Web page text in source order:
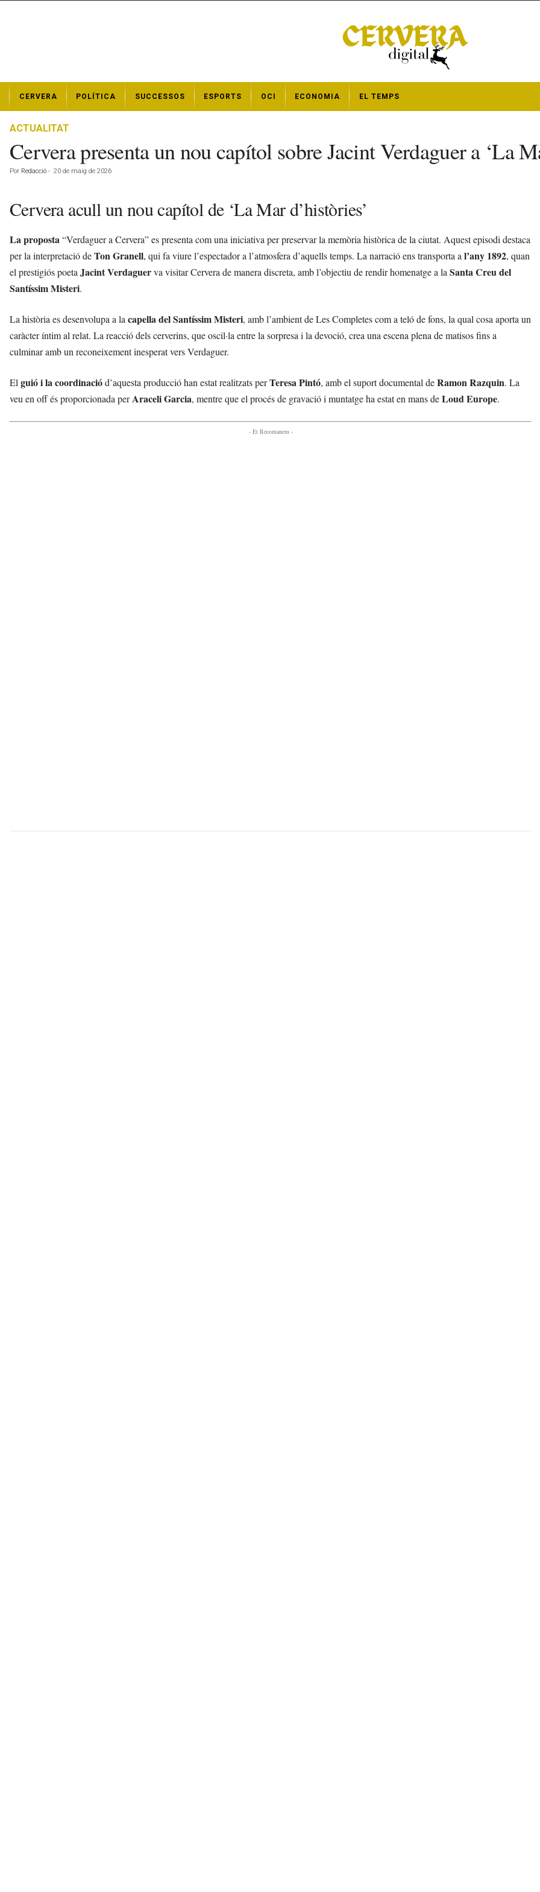
t
CERVERA POLÍTICA SUCCESSOS ESPORTS OCI ECONOMIA EL TEMPS
ACTUALITAT
Cervera presenta un nou capítol sobre Jacint Verdaguer a ‘La
Por Redacció - 20 de maig de 2026
Cervera acull un nou capítol de ‘La Mar d’històries’
La proposta“Verdaguer a Cervera” es presenta com una iniciativa per preservar la memòria històrica de la ciutat. Aquest episodi destaca
per la interpretació deTon Granell, qui fa viure l’espectador a l’atmosfera d’aquells temps. La narració ens transporta a l’any 1892, quan
el prestigiós poeta Jacint Verdaguerva visitar Cervera de manera discreta, amb l’objectiu de rendir homenatge a la Santa Creu del
Santíssim Misteri.
La història es desenvolupa a la capella del Santíssim Misteri, amb l’ambient de Les Completes com a teló de fons, la qual cosa aporta un
caràcter íntim al relat. La reacció dels cerverins, que oscil·la entre la sorpresa i la devoció, crea una escena plena de matisos fins a
culminar amb un reconeixement inesperat vers Verdaguer.
El guió i la coordinaciód’aquesta producció han estat realitzats perTeresa Pintó, amb el suport documental deRamon Razquin. La
veu en off és proporcionada perAraceli Garcia, mentre que el procés de gravació i muntatge ha estat en mans deLoud Europe.
- Et Recomanem -